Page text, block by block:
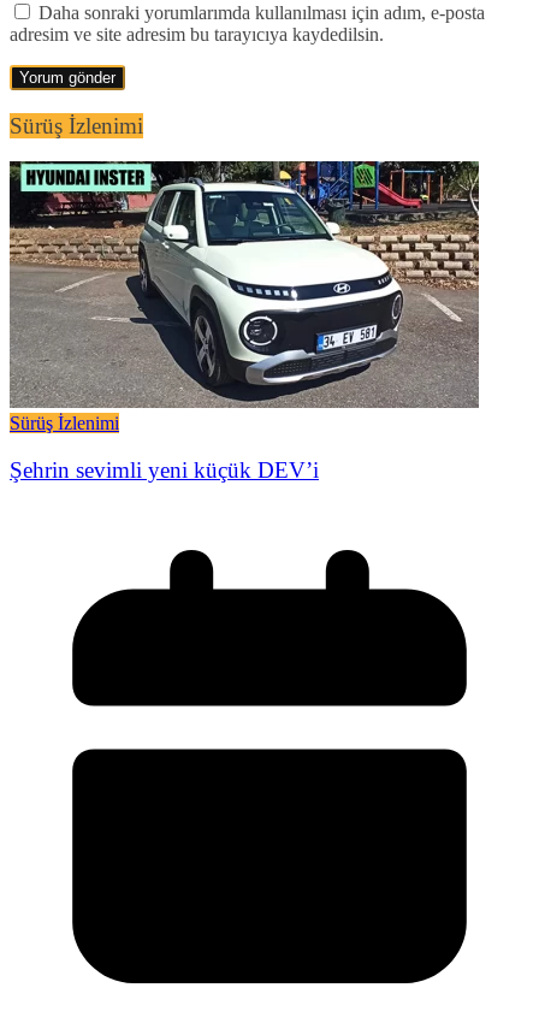
Daha sonraki yorumlarımda kullanılması için adım, e-posta
adresim ve site adresim bu tarayıcıya kaydedilsin.
Sürüş İzlenimi
Sürüş İzlenimi
Şehrin sevimli yeni küçük DEV’i